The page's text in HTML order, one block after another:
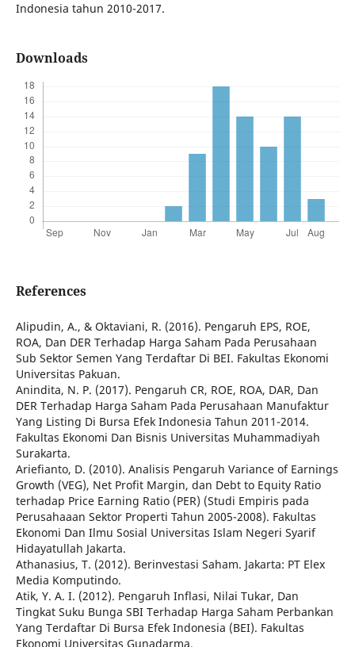
Indonesia tahun 2010-2017.
Downloads
References
Alipudin, A., & Oktaviani, R. (2016). Pengaruh EPS, ROE,
ROA, Dan DER Terhadap Harga Saham Pada Perusahaan
Sub Sektor Semen Yang Terdaftar Di BEI. Fakultas Ekonomi
Universitas Pakuan.
Anindita, N. P. (2017). Pengaruh CR, ROE, ROA, DAR, Dan
DER Terhadap Harga Saham Pada Perusahaan Manufaktur
Yang Listing Di Bursa Efek Indonesia Tahun 2011-2014.
Fakultas Ekonomi Dan Bisnis Universitas Muhammadiyah
Surakarta.
Ariefianto, D. (2010). Analisis Pengaruh Variance of Earnings
Growth (VEG), Net Profit Margin, dan Debt to Equity Ratio
terhadap Price Earning Ratio (PER) (Studi Empiris pada
Perusahaaan Sektor Properti Tahun 2005-2008). Fakultas
Ekonomi Dan Ilmu Sosial Universitas Islam Negeri Syarif
Hidayatullah Jakarta.
Athanasius, T. (2012). Berinvestasi Saham. Jakarta: PT Elex
Media Komputindo.
Atik, Y. A. I. (2012). Pengaruh Inflasi, Nilai Tukar, Dan
Tingkat Suku Bunga SBI Terhadap Harga Saham Perbankan
Yang Terdaftar Di Bursa Efek Indonesia (BEI). Fakultas
Ekonomi Universitas Gunadarma.